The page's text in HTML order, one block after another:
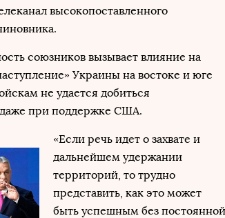
высокопоставленного
союзников вызывает влияние на
Украины на востоке и юге
не удается добиться
даже при поддержке США.
«Если речь идет о захвате и
дальнейшем удержании
территорий, то трудно
представить, как это может
быть успешным без постоянной